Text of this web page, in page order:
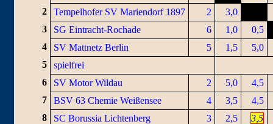
2
Tempelhofer SV Mariendorf 1897 2
3,0
3
SG Eintracht-Rochade 6 1,0
0,5
4
SV Mattnetz Berlin 5 1,5
5,0
5
spielfrei
6
SV Motor Wildau 2 5,0
4,5
7
BSV 63 Chemie Weißensee 4 3,5
4,5
8
SC Borussia Lichtenberg 3 2,5
3,5